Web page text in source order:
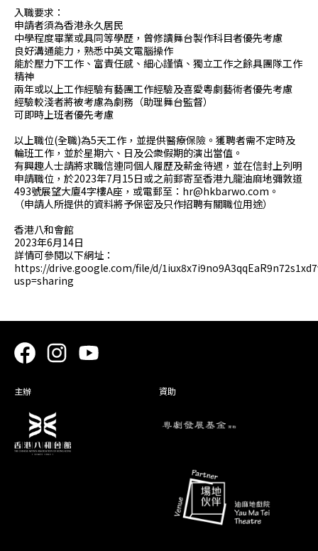
入職要求：
申請者須為香港永久居民
中學程度畢業或具同等學歷，曾修讀舞台製作科目者優先考慮
良好溝通能力，熟悉中英文電腦操作
能於壓力下工作、富責任感、細心謹慎、獨立工作之餘具團隊工作
精神
兩年或以上工作經驗有藝團工作經驗及喜愛粵劇藝術者優先考慮
經驗較淺者將被考慮為劇務（助理舞台監督）
可即時上班者優先考慮
以上職位(全職)為5天工作，並提供醫療保險。獲聘者需不定時及
輪班工作，並於星期六、日及公衆假期的演出當值。
有興趣人士請將求職信連同個人履歷及薪金待遇，並在信封上列明
申請職位，於2023年7月15日或之前郵寄至香港九龍油麻地彌敦道
493號展望大廈4字樓A座，或電郵至：hr@hkbarwo.com。
（申請人所提供的資料將予保密及只作招聘有關職位用途）
香港八和會館
2023年6月14日
詳情可參閱以下網址：
https://drive.google.com/file/d/
usp=sharing
主辦 資助